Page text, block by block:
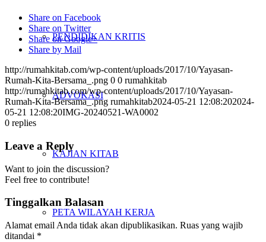
PENDIDIKAN KRITIS
ADVOKASI
KAJIAN KITAB
PETA WILAYAH KERJA
Share on Facebook
Share on Twitter
Share on Google+
Share by Mail
http://rumahkitab.com/wp-content/uploads/2017/10/Yayasan-
Rumah-Kita-Bersama_.png 0 0 rumahkitab
http://rumahkitab.com/wp-content/uploads/2017/10/Yayasan-
Rumah-Kita-Bersama_.png rumahkitab2024-05-21 12:08:202024-
05-21 12:08:20IMG-20240521-WA0002
0 replies
Leave a Reply
Want to join the discussion?
Feel free to contribute!
Tinggalkan Balasan
Alamat email Anda tidak akan dipublikasikan. Ruas yang wajib
ditandai *